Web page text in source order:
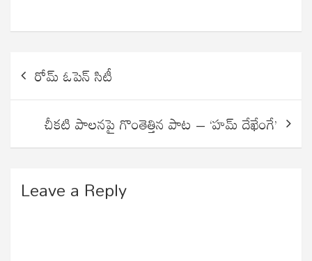
Post
navigation
రోమ్‌ ఓపెన్ సిటీ
చీకటి పాలనపై గొంతెత్తిన పాట – ‘హమ్ దేఖేంగే’
Leave a Reply